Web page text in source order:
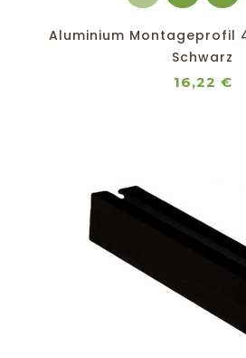
Aluminium Montageprofil
Schwarz
16,22 €